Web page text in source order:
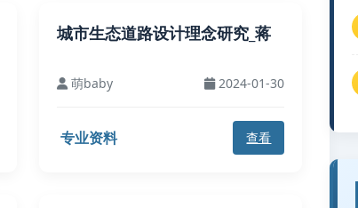
城市生态道路设计理念研究_蒋
萌baby 2024-01-30
专业资料 查看